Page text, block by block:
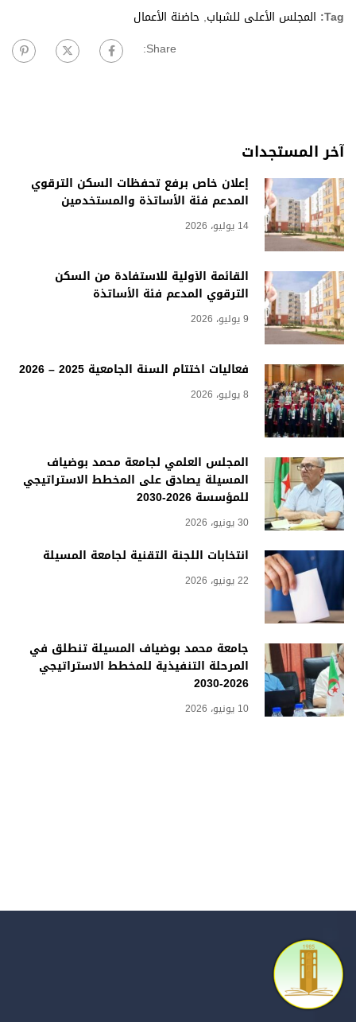
Tag: المجلس الأعلى للشباب, حاضنة الأعمال
Share:
آخر المستجدات
إعلان خاص برفع تحفظات السكن الترقوي
المدعم فئة الأساتذة والمستخدمين
14 يوليو، 2026
القائمة الأولية للاستفادة من السكن
الترقوي المدعم فئة الأساتذة
9 يوليو، 2026
فعاليات اختتام السنة الجامعية 2025 – 2026
8 يوليو، 2026
المجلس العلمي لجامعة محمد بوضياف
المسيلة يصادق على المخطط الاستراتيجي
للمؤسسة 2026-2030
30 يونيو، 2026
انتخابات اللجنة التقنية لجامعة المسيلة
22 يونيو، 2026
جامعة محمد بوضياف المسيلة تنطلق في
المرحلة التنفيذية للمخطط الاستراتيجي
2026-2030
10 يونيو، 2026